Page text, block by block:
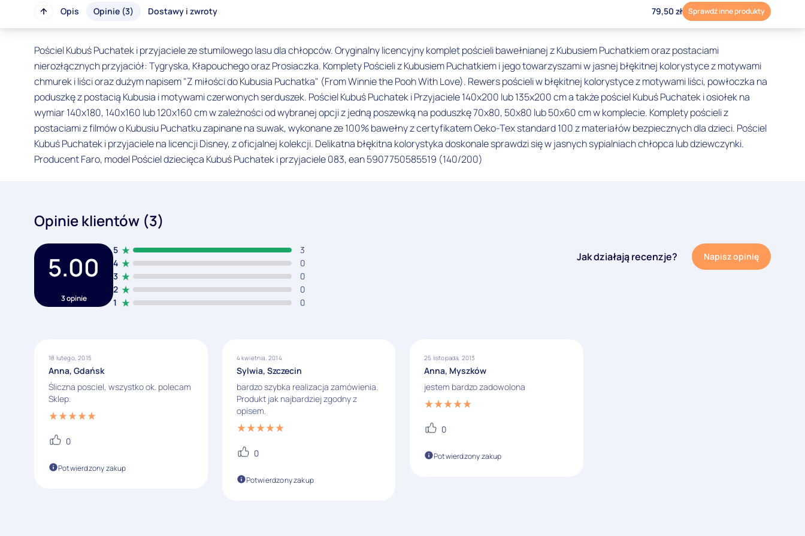
Opis Opinie (3) Dostawy i zwroty 79,50 zł Sprawdź inne produkty
Pościel Kubuś Puchatek i przyjaciele ze stumilowego lasu dla chłopców. Oryginalny licencyjny komplet pościeli bawełnianej z Kubusiem Puchatkiem oraz postaciami
nierozłącznych przyjaciół: Tygryska, Kłapouchego oraz Prosiaczka. Komplety Pościeli z Kubusiem Puchatkiem i jego towarzyszami w jasnej błękitnej kolorystyce z motywami
chmurek i liści oraz dużym napisem "Z miłości do Kubusia Puchatka" (From Winnie the Pooh With Love). Rewers pościeli w błękitnej kolorystyce z motywami liści, powłoczka na
poduszkę z postacią Kubusia i motywami czerwonych serduszek. Pościel Kubuś Puchatek i Przyjaciele 140x200 lub 135x200 cm a także pościel Kubuś Puchatek i osiołek na
wymiar 140x180, 140x160 lub 120x160 cm w zależności od wybranej opcji z jedną poszewką na poduszkę 70x80, 50x80 lub 50x60 cm w komplecie. Komplety pościeli z
postaciami z filmów o Kubusiu Puchatku zapinane na suwak, wykonane ze 100% bawełny z certyfikatem Oeko-Tex standard 100 z materiałów bezpiecznych dla dzieci. Pościel
Kubuś Puchatek i przyjaciele na licencji Disney, z oficjalnej kolekcji. Delikatna błękitna kolorystyka doskonale sprawdzi się w jasnych sypialniach chłopca lub dziewczynki.
Producent Faro, model Pościel dziecięca Kubuś Puchatek i przyjaciele 083, ean 5907750585519 (140/200)
Opinie klientów (3)
5.00
3 opinie 1 0
2 0
3 0
4 0
5 3
Jak działają recenzje? Napisz opinię
18 lutego, 2015
Anna, Gdańsk
Śliczna posciel, wszystko ok. polecam
Sklep.
0
Potwierdzony zakup
4 kwietnia, 2014
Sylwia, Szczecin
bardzo szybka realizacja zamówienia.
Produkt jak najbardziej zgodny z
opisem.
0
Potwierdzony zakup
25 listopada, 2013
Anna, Myszków
jestem bardzo zadowolona
0
Potwierdzony zakup